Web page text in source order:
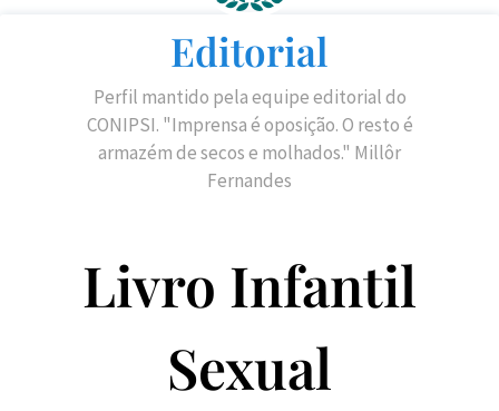
Editorial
Perfil mantido pela equipe editorial do
CONIPSI. "Imprensa é oposição. O resto é
armazém de secos e molhados." Millôr
Fernandes
Livro Infantil
Sexual